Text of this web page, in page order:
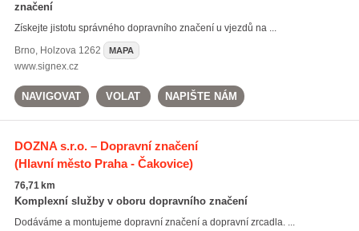
značení
Získejte jistotu správného dopravního značení u vjezdů na ...
Brno, Holzova 1262 MAPA
www.signex.cz
NAVIGOVAT VOLAT NAPIŠTE NÁM
DOZNA s.r.o. – Dopravní značení
(Hlavní město Praha - Čakovice)
76,71 km
Komplexní služby v oboru dopravního značení
Dodáváme a montujeme dopravní značení a dopravní zrcadla. ...